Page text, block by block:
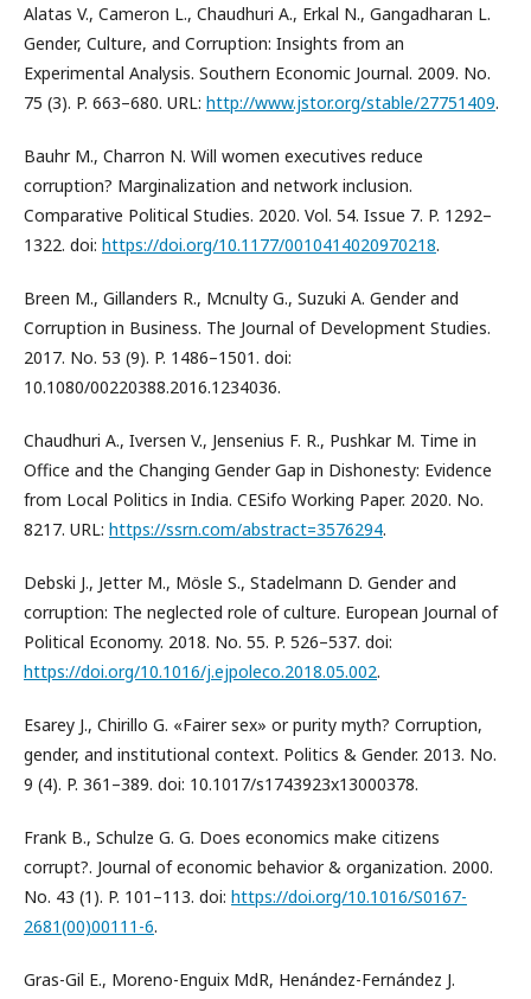
Alatas V., Cameron L., Chaudhuri A., Erkal N., Gangadharan L.
Gender, Culture, and Corruption: Insights from an
Experimental Analysis. Southern Economic Journal. 2009. No.
75 (3). P. 663–680. URL: http://www.jstor.org/stable/27751409.
Bauhr M., Charron N. Will women executives reduce
corruption? Marginalization and network inclusion.
Comparative Political Studies. 2020. Vol. 54. Issue 7. P. 1292–
1322. doi: https://doi.org/10.1177/0010414020970218.
Breen M., Gillanders R., Mcnulty G., Suzuki A. Gender and
Corruption in Business. The Journal of Development Studies.
2017. No. 53 (9). P. 1486–1501. doi:
10.1080/00220388.2016.1234036.
Chaudhuri A., Iversen V., Jensenius F. R., Pushkar M. Time in
Office and the Changing Gender Gap in Dishonesty: Evidence
from Local Politics in India. CESifo Working Paper. 2020. No.
8217. URL: https://ssrn.com/abstract=3576294.
Debski J., Jetter M., Mösle S., Stadelmann D. Gender and
corruption: The neglected role of culture. European Journal of
Political Economy. 2018. No. 55. P. 526–537. doi:
https://doi.org/10.1016/j.ejpoleco.2018.05.002.
Esarey J., Chirillo G. «Fairer sex» or purity myth? Corruption,
gender, and institutional context. Politics & Gender. 2013. No.
9 (4). P. 361–389. doi: 10.1017/s1743923x13000378.
Frank B., Schulze G. G. Does economics make citizens
corrupt?. Journal of economic behavior & organization. 2000.
No. 43 (1). P. 101–113. doi: https://doi.org/10.1016/S0167-
2681(00)00111-6.
Gras-Gil E., Moreno-Enguix MdR, Henández-Fernández J.